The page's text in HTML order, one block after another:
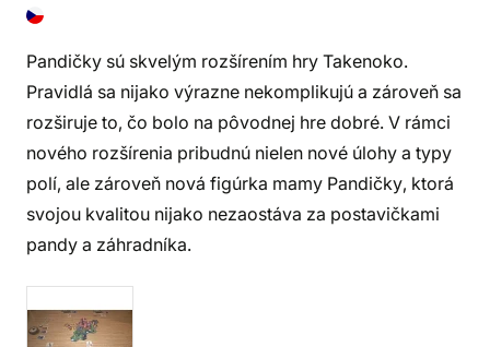
Pandičky sú skvelým rozšírením hry Takenoko.
Pravidlá sa nijako výrazne nekomplikujú a zároveň sa
rozširuje to, čo bolo na pôvodnej hre dobré. V rámci
nového rozšírenia pribudnú nielen nové úlohy a typy
polí, ale zároveň nová figúrka mamy Pandičky, ktorá
svojou kvalitou nijako nezaostáva za postavičkami
pandy a záhradníka.